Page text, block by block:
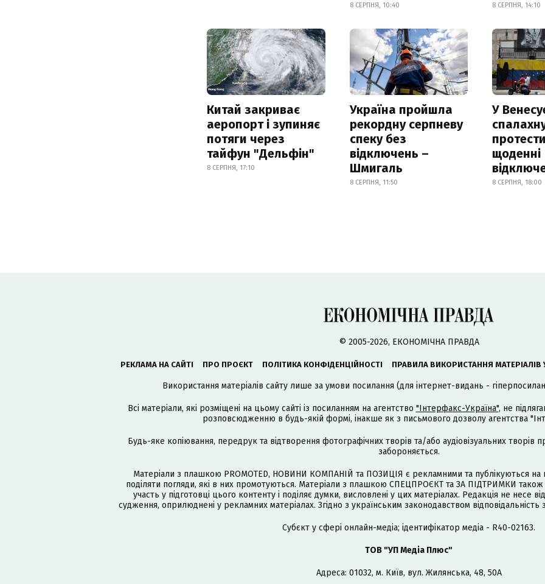
8 СЕРПНЯ, 10:40 8 СЕРПНЯ, 14:10
Китай закриває
аеропорт і зупиняє
потяги через
тайфун "Дельфін"
8 СЕРПНЯ, 17:10
Україна пройшла
рекордну серпневу
спеку без
відключень –
Шмигаль
8 СЕРПНЯ, 11:50
У
щоденні
8 СЕРПНЯ, 18:00
© 2005-2026, ЕКОНОМІЧНА ПРАВДА
РЕКЛАМА НА САЙТІ ПРО ПРОЄКТ ПОЛІТИКА КОНФІДЕНЦІЙНОСТІ ПРАВИЛА ВИКОРИСТАННЯ МАТЕРІАЛІВ
Використання матеріалів сайту лише за умови посилання (для інтернет-видань -
Всі матеріали, які розміщені на цьому сайті із посиланням на агентство "Інтерфакс-Україна", не
розповсюдженню в будь-якій формі, інакше як з письмового дозволу агентства
Будь-яке копіювання, передрук та відтворення фотографічних творів та/або аудіовізуальних
забороняється.
Матеріали з плашкою PROMOTED, НОВИНИ КОМПАНІЙ та ПОЗИЦІЯ є рекламними та публікуються на
поділяти погляди, які в них промотуються. Матеріали з плашкою СПЕЦПРОЄКТ та ЗА ПІДТРИМКИ
участь у підготовці цього контенту і поділяє думки, висловлені у цих матеріалах. Редакція не несе
судження, оприлюднені у рекламних матеріалах. Згідно з українським законодавством
Cубєкт у сфері онлайн-медіа; ідентифікатор медіа - R40-02163.
ТОВ "УП Медіа Плюс"
Адреса: 01032, м. Київ, вул. Жилянська, 48, 50А